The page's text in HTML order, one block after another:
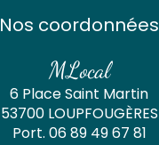
Nos coordonnées
MLocal
6 Place Saint Martin
53700 LOUPFOUGÈRES
Port. 06 89 49 67 81